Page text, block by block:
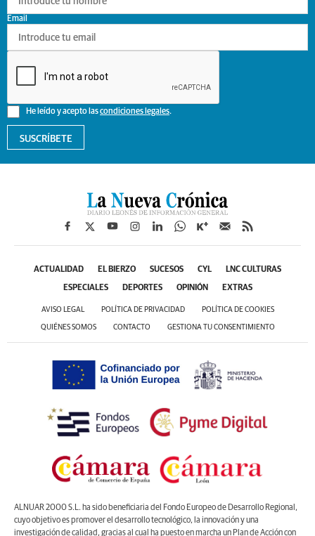
He leído y acepto lascondiciones legales.
Email
SUSCRÍBETE
ACTUALIDAD EL BIERZO SUCESOS CYL LNC CULTURAS
ESPECIALES DEPORTES OPINIÓN EXTRAS
AVISO LEGAL POLÍTICA DE PRIVACIDAD POLÍTICA DE COOKIES
QUIÉNES SOMOS CONTACTO GESTIONA TU CONSENTIMIENTO
ALNUAR 2000 S.L. ha sido beneficiaria del Fondo Europeo de Desarrollo Regional,
cuyo objetivo es promover el desarrollo tecnológico, la innovación y una
investigación de calidad, gracias al cual ha puesto en marcha un Plan de Acción con